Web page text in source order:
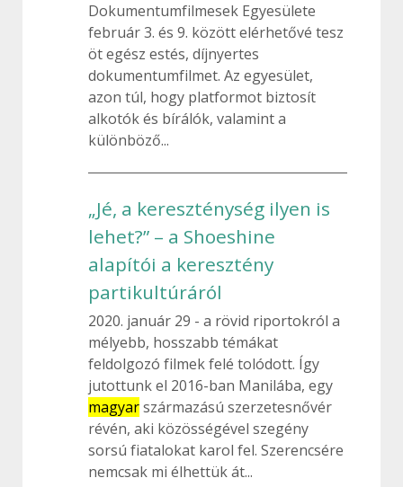
Dokumentumfilmesek Egyesülete
február 3. és 9. között elérhetővé tesz
öt egész estés, díjnyertes
dokumentumfilmet. Az egyesület,
azon túl, hogy platformot biztosít
alkotók és bírálók, valamint a
különböző...
„Jé, a kereszténység ilyen is
lehet?” – a Shoeshine
alapítói a keresztény
partikultúráról
2020. január 29
a rövid riportokról a
mélyebb, hosszabb témákat
feldolgozó filmek felé tolódott. Így
jutottunk el 2016-ban Manilába, egy
magyarszármazású szerzetesnővér
révén, aki közösségével szegény
sorsú fiatalokat karol fel. Szerencsére
nemcsak mi élhettük át...